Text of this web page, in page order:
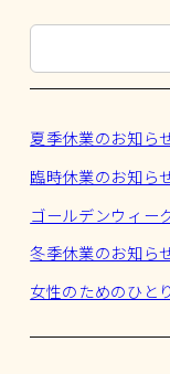
夏季休業のお知ら
臨時休業のお知ら
ゴールデンウィー
冬季休業のお知ら
女性のためのひと